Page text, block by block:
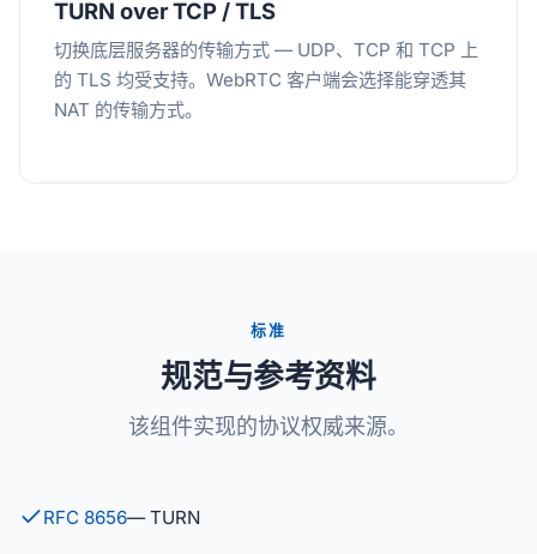
TURN over TCP / TLS
切换底层服务器的传输方式 — UDP、TCP 和 TCP 上
的 TLS 均受支持。WebRTC 客户端会选择能穿透其
NAT 的传输方式。
标准
规范与参考资料
该组件实现的协议权威来源。
RFC 8656— TURN